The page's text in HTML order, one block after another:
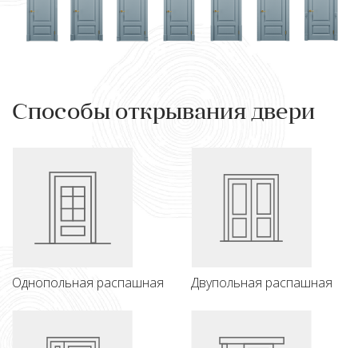
Способы открывания двери
Однопольная распашная Двупольная распашная